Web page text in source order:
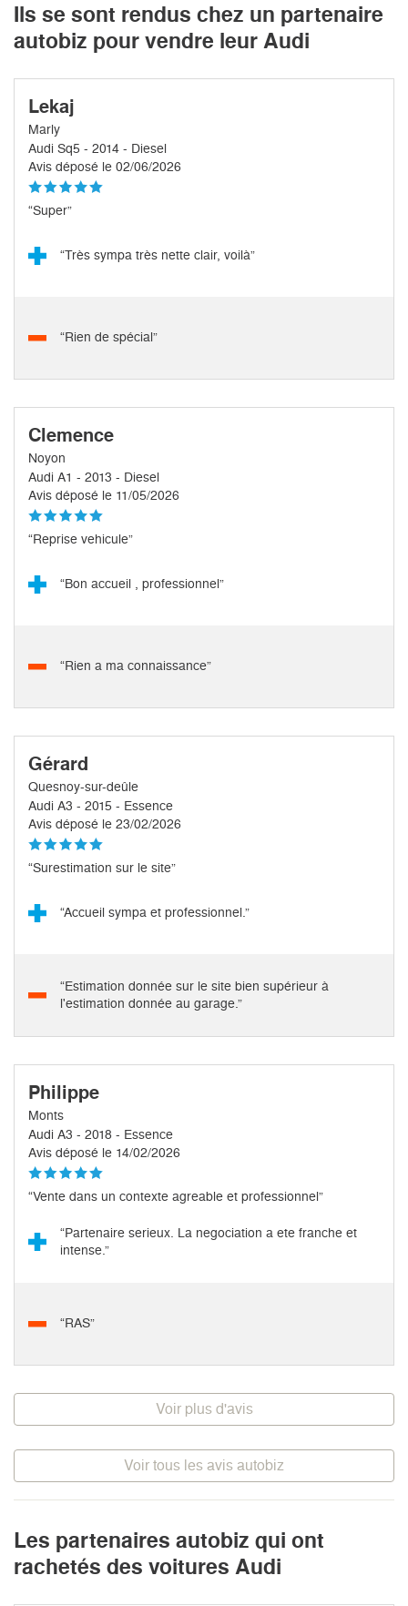
Ils se sont rendus chez un partenaire
autobiz pour vendre leur Audi
Lekaj
Marly
Audi Sq5 - 2014 - Diesel
Avis déposé le 02/06/2026
“Super”
“Très sympa très nette clair, voilà”
“Rien de spécial”
Clemence
Noyon
Audi A1 - 2013 - Diesel
Avis déposé le 11/05/2026
“Reprise vehicule”
“Bon accueil , professionnel”
“Rien a ma connaissance”
Gérard
Quesnoy-sur-deûle
Audi A3 - 2015 - Essence
Avis déposé le 23/02/2026
“Surestimation sur le site”
“Accueil sympa et professionnel.”
“Estimation donnée sur le site bien supérieur à
l'estimation donnée au garage.”
Philippe
Monts
Audi A3 - 2018 - Essence
Avis déposé le 14/02/2026
“Vente dans un contexte agreable et professionnel”
“Partenaire serieux. La negociation a ete franche et
intense.”
“RAS”
Voir plus d'avis
Voir tous les avis autobiz
Les partenaires autobiz qui ont
rachetés des voitures Audi